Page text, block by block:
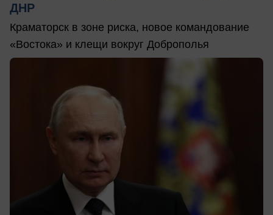
ДНР
Краматорск в зоне риска, новое командование
«Востока» и клещи вокруг Доброполья